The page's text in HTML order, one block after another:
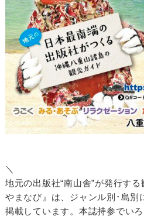
＼
地元の出版社“南山舎”が発行す
やまなび』は、ジャンル別･島別
掲載しています。本誌持参でい